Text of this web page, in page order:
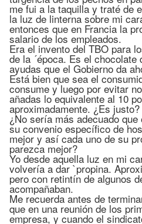
me fui a la taquilla y traté de
la luz de linterna sobre mi
entonces que en Francia la
salario de los empleados.
Era el invento del TBO para
de la ´época. Es el
ayudas que el Gobierno da
Está bien que sea el
consume y luego por evitar
añadas lo equivalente al 10
aproximadamente. ¿Es justo?
¿No sería más adecuado
su convenio específico de
mejor y así cada uno de su
parezca mejor?
Yo desde aquella luz en mi
volvería a dar `propina.
pero con retintín de algunos
acompañaban.
Me recuerda antes de
que en una reunión de los
empresa, y cuando el